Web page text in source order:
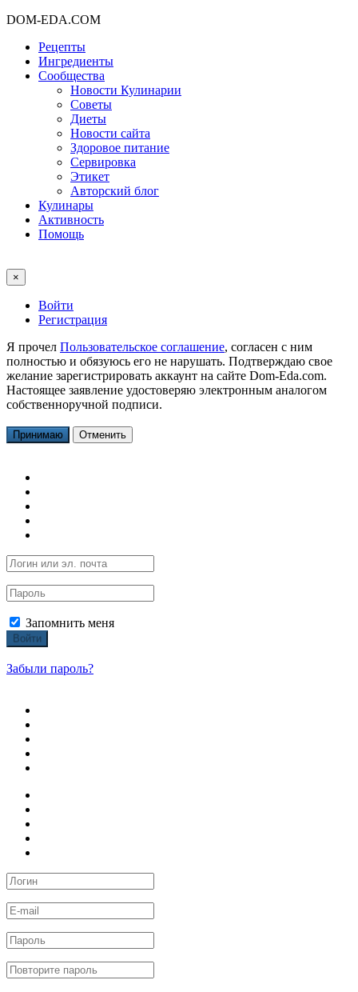
DOM-EDA.COM
Рецепты
Ингредиенты
Сообщества
Новости Кулинарии
Советы
Диеты
Новости сайта
Здоровое питание
Сервировка
Этикет
Авторский блог
Кулинары
Активность
Помощь
×
Войти
Регистрация
Я прочел Пользовательское соглашение, согласен с ним
полностью и обязуюсь его не нарушать. Подтверждаю свое
желание зарегистрировать аккаунт на сайте Dom-Eda.com.
Настоящее заявление удостоверяю электронным аналогом
собственноручной подписи.
Принимаю Отменить
Запомнить меня
Войти
Забыли пароль?